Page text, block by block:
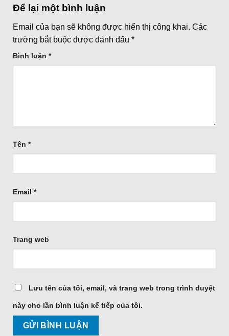
Để lại một bình luận
Email của bạn sẽ không được hiển thị công khai. Các
trường bắt buộc được đánh dấu *
Bình luận *
Tên *
Email *
Trang web
Lưu tên của tôi, email, và trang web trong trình duyệt
này cho lần bình luận kế tiếp của tôi.